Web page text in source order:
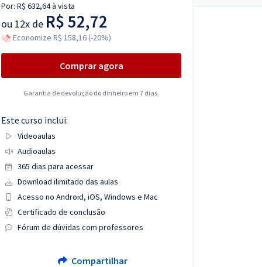
Por: R$ 632,64à vista
ou 12x de R$ 52,72
Economize R$ 158,16 (-20%)
Comprar agora
Garantia de devolução do dinheiro em 7 dias.
Este curso inclui:
Videoaulas
Audioaulas
365 dias para acessar
Download ilimitado das aulas
Acesso no Android, iOS, Windows e Mac
Certificado de conclusão
Fórum de dúvidas com professores
Compartilhar